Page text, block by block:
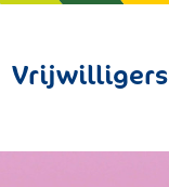
Vrijwilligers